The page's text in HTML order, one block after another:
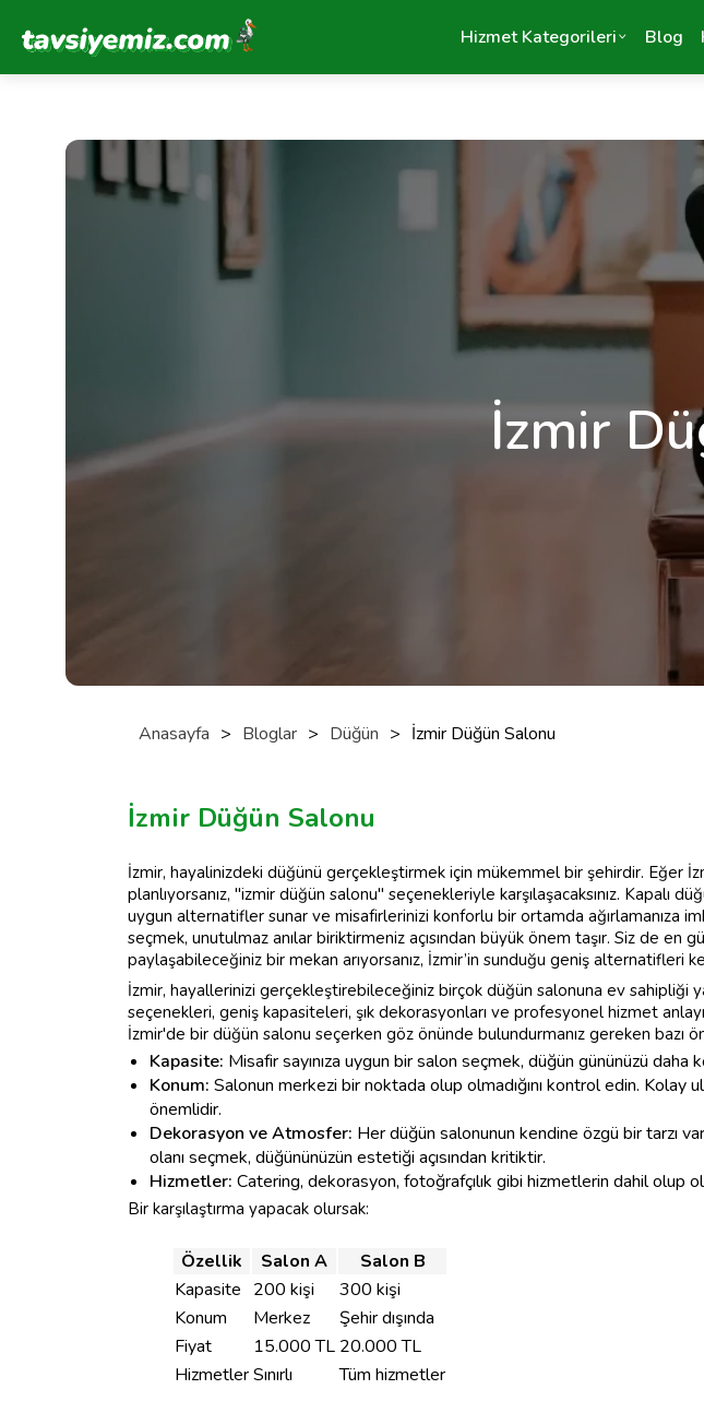
Tavsiyemiz Anasayfa Hizmet Kategorileri Blog
İzmir
Anasayfa > Bloglar > Düğün > İzmir Düğün Salonu
İzmir Düğün Salonu
İzmir, hayalinizdeki düğünü gerçekleştirmek için mükemmel bir şehirdir. Eğer
planlıyorsanız, "izmir düğün salonu" seçenekleriyle karşılaşacaksınız. Kapalı
uygun alternatifler sunar ve misafirlerinizi konforlu bir ortamda ağırlamanıza
seçmek, unutulmaz anılar biriktirmeniz açısından büyük önem taşır. Siz de en
paylaşabileceğiniz bir mekan arıyorsanız, İzmir’in sunduğu geniş alternatifleri
İzmir, hayallerinizi gerçekleştirebileceğiniz birçok düğün salonuna ev sahipliği
seçenekleri, geniş kapasiteleri, şık dekorasyonları ve profesyonel hizmet
İzmir'de bir düğün salonu seçerken göz önünde bulundurmanız gereken bazı
Kapasite: Misafir sayınıza uygun bir salon seçmek, düğün gününüzü daha
Konum: Salonun merkezi bir noktada olup olmadığını kontrol edin. Kolay
önemlidir.
Dekorasyon ve Atmosfer: Her düğün salonunun kendine özgü bir tarzı
olanı seçmek, düğününüzün estetiği açısından kritiktir.
Hizmetler: Catering, dekorasyon, fotoğrafçılık gibi hizmetlerin dahil olup
Bir karşılaştırma yapacak olursak:
Özellik Salon A
Salon B
Kapasite 200 kişi
300 kişi
Konum
Merkez
Şehir dışında
Fiyat
15.000 TL 20.000 TL
HizmetlerSınırlı Tüm hizmetler